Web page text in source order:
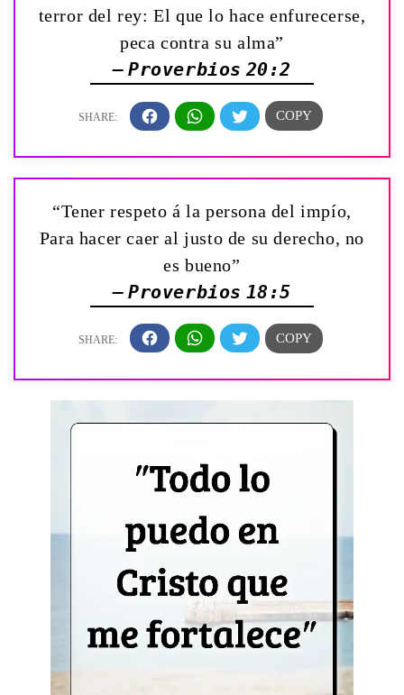
terror del rey: El que lo hace enfurecerse,
peca contra su alma”
— Proverbios 20:2
“Tener respeto á la persona del impío,
Para hacer caer al justo de su derecho, no
es bueno”
— Proverbios 18:5